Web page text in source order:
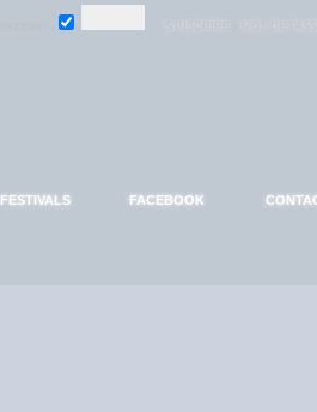
FESTIVALS FACEBOOK